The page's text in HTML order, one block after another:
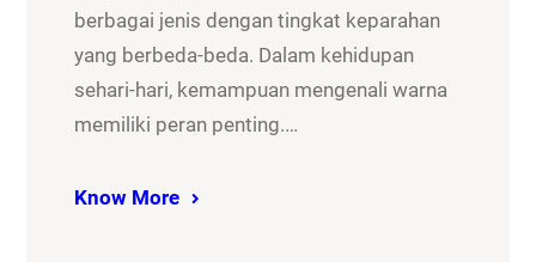
berbagai jenis dengan tingkat keparahan
yang berbeda-beda. Dalam kehidupan
sehari-hari, kemampuan mengenali warna
memiliki peran penting.…
Know More